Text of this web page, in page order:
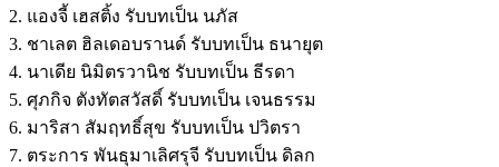
2. แองจี้ เฮสติ้ง รับบทเป็น นภัส
3. ชาเลต ฮิลเดอบรานด์ รับบทเป็น ธนายุต
4. นาเดีย นิมิตรวานิช รับบทเป็น ธีรดา
5. ศุภกิจ ตังทัตสวัสดิ์ รับบทเป็น เจนธรรม
6. มาริสา สัมฤทธิ์สุข รับบทเป็น ปวิตรา
7. ตระการ พันธุมาเลิศรุจี รับบทเป็น ดิลก